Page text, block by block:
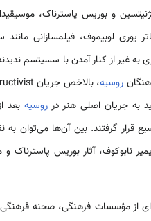
و بوریس پاسترناک،
یوری لوبیموف، فیلمسازانی
به غیر از کنار آمدن با سسیتسم
روسیه
به جریان اصلی هنر درروسیه بعد
وسیع قرار گرفتند. بین آن‌ها
نابوکوف، آثار بوریس
از سال‌های 1930 شبکه‌ای از مؤسسات